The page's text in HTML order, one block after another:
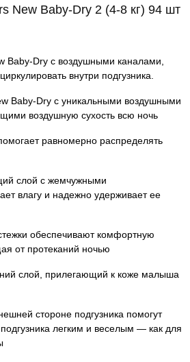
New Baby-Dry 2 (4-8 кг) 94 шт
Baby-Dry с воздушными каналами,
внутри подгузника.
Baby-Dry с уникальными воздушными
воздушную сухость всю ночь
равномерно распределять
слой с жемчужными
влагу и надежно удерживает ее
обеспечивают комфортную
от протеканий ночью
слой, прилегающий к коже малыша
стороне подгузника помогут
легким и веселым — как для